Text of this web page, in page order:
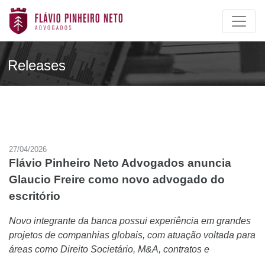
Releases
27/04/2026
Flávio Pinheiro Neto Advogados anuncia
Glaucio Freire como novo advogado do
escritório
Novo integrante da banca possui experiência em grandes
projetos de companhias globais, com atuação voltada para
áreas como Direito Societário, M&A, contratos e